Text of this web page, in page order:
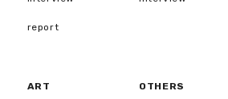
report
ART OTHERS